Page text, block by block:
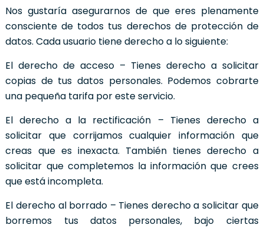
Nos gustaría asegurarnos de que eres plenamente
consciente de todos tus derechos de protección de
datos. Cada usuario tiene derecho a lo siguiente:
El derecho de acceso – Tienes derecho a solicitar
copias de tus datos personales. Podemos cobrarte
una pequeña tarifa por este servicio.
El derecho a la rectificación – Tienes derecho a
solicitar que corrijamos cualquier información que
creas que es inexacta. También tienes derecho a
solicitar que completemos la información que crees
que está incompleta.
El derecho al borrado – Tienes derecho a solicitar que
borremos tus datos personales, bajo ciertas